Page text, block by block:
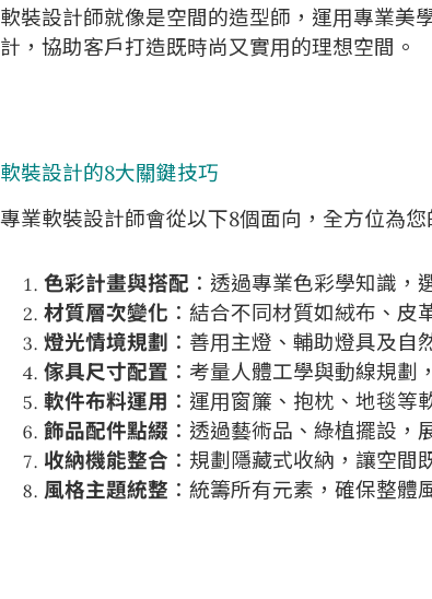
軟裝設計師就像是空間的造型師，運用專業美
計，協助客戶打造既時尚又實用的理想空間。
軟裝設計的8大關鍵技巧
專業軟裝設計師會從以下8個面向，全方位為您
色彩計畫與搭配 ：透過專業色彩學知識，
材質層次變化 ：結合不同材質如絨布、皮
燈光情境規劃 ：善用主燈、輔助燈具及自
傢具尺寸配置 ：考量人體工學與動線規劃
軟件布料運用 ：運用窗簾、抱枕、地毯等
飾品配件點綴 ：透過藝術品、綠植擺設，
收納機能整合 ：規劃隱藏式收納，讓空間
風格主題統整 ：統籌所有元素，確保整體